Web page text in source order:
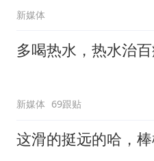
新媒体
多喝热水，热水治百
新媒体 69跟贴
这滑的挺远的哈，